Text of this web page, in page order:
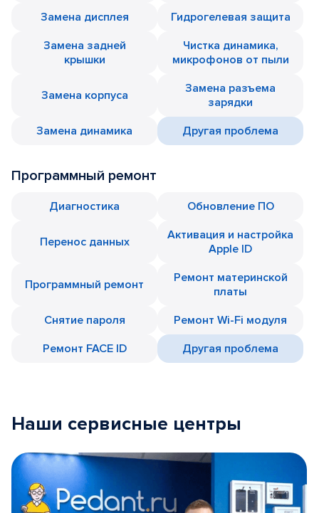
Замена дисплея
Гидрогелевая защита
Замена задней
крышки
Чистка динамика,
микрофонов от пыли
Замена корпуса
Замена разъема
зарядки
Замена динамика
Другая проблема
Программный ремонт
Диагностика Обновление ПО
Перенос данных
Активация и настройка
Apple ID
Программный ремонт
Ремонт материнской
платы
Снятие пароля
Ремонт Wi-Fi модуля
Ремонт FACE ID
Другая проблема
Наши сервисные центры